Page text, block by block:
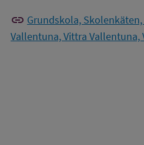
link Grundskola,
Vallentuna, Vittra Vallentuna,